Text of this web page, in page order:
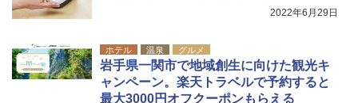
2022年6月29日
ホテル 温泉 グルメ
岩手県一関市で地域創生に向けた観光キ
ャンペーン。楽天トラベルで予約すると
最大3000円オフクーポンもらえる